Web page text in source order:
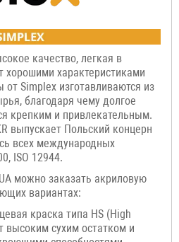
качество, легкая в
хорошими характеристиками
Simplex изготавливаются из
благодаря чему долгое
крепким и привлекательным.
выпускает Польский концерн
всех международных
ISO 12944.
можно заказать акриловую
вариантах:
краска типа HS (High
высоким сухим остатком и